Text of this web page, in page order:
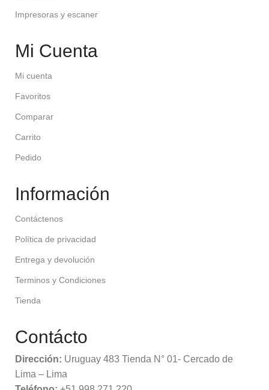
Impresoras y escaner
Mi Cuenta
Mi cuenta
Favoritos
Comparar
Carrito
Pedido
Información
Contáctenos
Política de privacidad
Entrega y devolución
Terminos y Condiciones
Tienda
Contácto
Dirección: Uruguay 483 Tienda N° 01- Cercado de
Lima – Lima